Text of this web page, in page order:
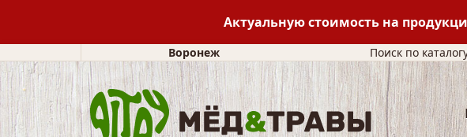
Актуальную стоимость на
Воронеж Поиск по